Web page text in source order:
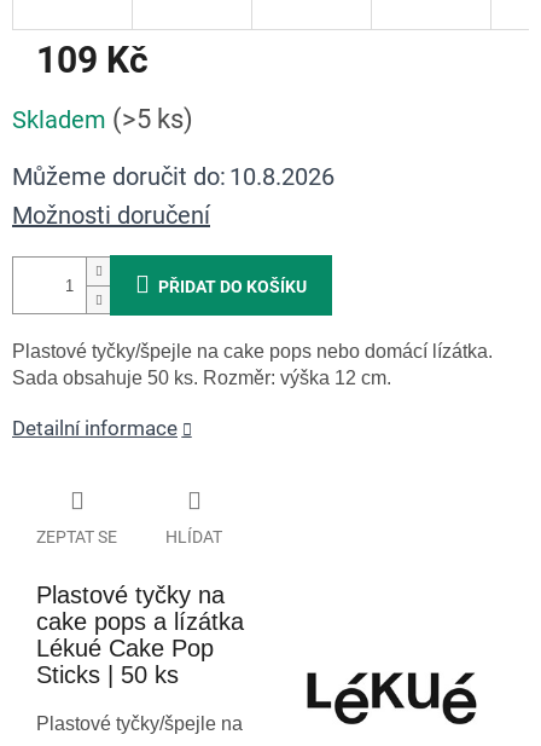
109 Kč
cena:
Skladem (>5 ks)
Můžeme doručit do: 10.8.2026
Možnosti doručení
PŘIDAT DO KOŠÍKU
Plastové tyčky/špejle na cake pops nebo domácí lízátka.
Sada obsahuje 50 ks. Rozměr: výška 12 cm.
Detailní informace
ZEPTAT SE HLÍDAT
Plastové tyčky na
cake pops a lízátka
Lékué Cake Pop
Sticks | 50 ks
Plastové tyčky/špejle na